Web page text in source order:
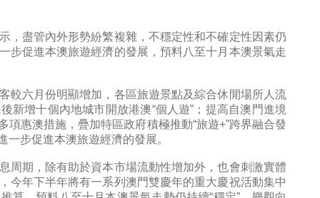
，盡管內外形勢紛繁複雜，不穩定性和不確定性因素仍
步促進本澳旅遊經濟的發展，預料八至十月本澳景氣走
較六月份明顯增加，各區旅遊景點及綜合休閒場所人流
新增十個內地城市開放港澳“個人遊”；提高自澳門進境
惠澳措施，疊加特區政府積極推動“旅遊+”跨界融合發
步促進本澳旅遊經濟的發展。
周期，除有助於資本市場流動性增加外，也會刺激實體
今年下半年將有一系列澳門雙慶年的重大慶祝活動集中